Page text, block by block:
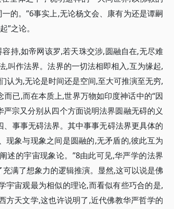
的。”6事实上,无论杨文会、康有为还是谭嗣
之论。
持,如帝网该罗,若天珠交涉,圆融自在,无尽难
,叫作法界。法界的一切法相即相入,互为缘起,
认为,无论是时间还是空间,至大可推演至无穷,
已,而在本质上,世界万物如印度神话中的“因
宗又分别从四个方面说明法界圆融无碍的义
事事无碍法界。其中事事无碍法界更具体的
现象与现象之间是圆融的,无矛盾的,彼此互为
述的宇宙现象论。”8由此可见,华严学的法界
满了想象力的逻辑推演。显然,这可以说是佛
宇宙观最为相似的理论,而看似有些巧合的是,
方天文学,这也许说明了,近代佛教华严哲学的